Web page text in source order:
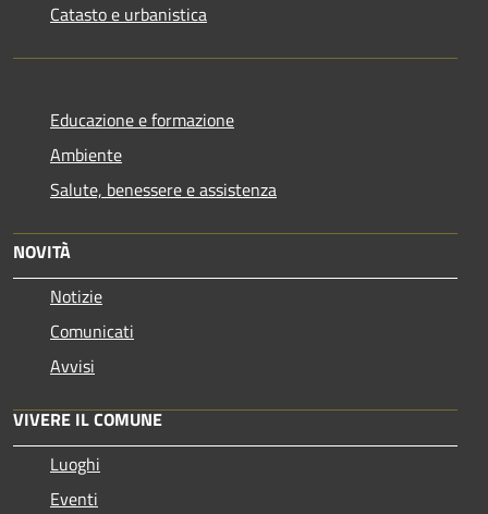
Catasto e urbanistica
Educazione e formazione
Ambiente
Salute, benessere e assistenza
NOVITÀ
Notizie
Comunicati
Avvisi
VIVERE IL COMUNE
Luoghi
Eventi